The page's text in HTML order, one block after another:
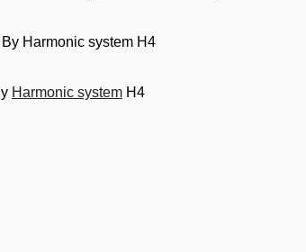
Harmonic system H4